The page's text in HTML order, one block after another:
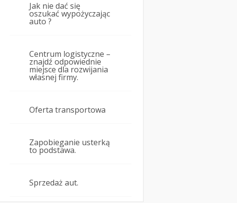
Jak nie dać się
oszukać wypożyczając
auto ?
Centrum logistyczne –
znajdź odpowiednie
miejsce dla rozwijania
własnej firmy.
Oferta transportowa
Zapobieganie usterką
to podstawa.
Sprzedaż aut.